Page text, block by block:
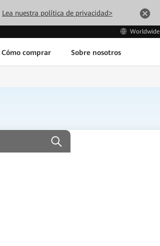
Lea nuestra política de privacidad>
Worldwide
Cómo comprar Sobre nosotros